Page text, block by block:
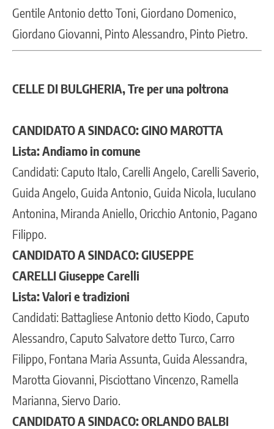
Gentile Antonio detto Toni, Giordano Domenico,
Giordano Giovanni, Pinto Alessandro, Pinto Pietro.
CELLE DI BULGHERIA, Tre per una poltrona
CANDIDATO A SINDACO: GINO MAROTTA
Lista: Andiamo in comune
Candidati: Caputo Italo, Carelli Angelo, Carelli Saverio,
Guida Angelo, Guida Antonio, Guida Nicola, Iuculano
Antonina, Miranda Aniello, Oricchio Antonio, Pagano
Filippo.
CANDIDATO A SINDACO: GIUSEPPE
CARELLI Giuseppe Carelli
Lista: Valori e tradizioni
Candidati: Battagliese Antonio detto Kiodo, Caputo
Alessandro, Caputo Salvatore detto Turco, Carro
Filippo, Fontana Maria Assunta, Guida Alessandra,
Marotta Giovanni, Pisciottano Vincenzo, Ramella
Marianna, Siervo Dario.
CANDIDATO A SINDACO: ORLANDO BALBI